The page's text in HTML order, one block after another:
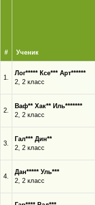
# Ученик
1.
Лог***** Ксе*** Арт******
2, 2 класс
2.
Ваф** Хак** Иль*******
2, 2 класс
3.
Гал*** Дин**
2, 2 класс
4.
Дан***** Уль***
2, 2 класс